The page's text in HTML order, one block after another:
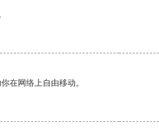
在网络上自由移动。